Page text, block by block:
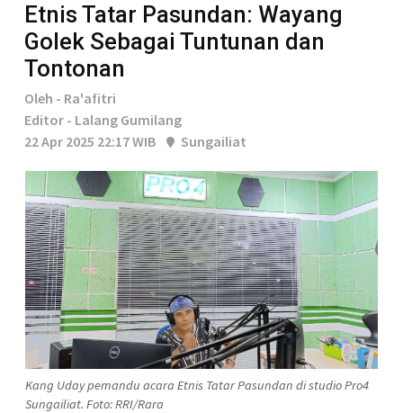
Etnis Tatar Pasundan: Wayang
Golek Sebagai Tuntunan dan
Tontonan
Oleh - Ra'afitri
Editor - Lalang Gumilang
22 Apr 2025 22:17 WIB
Sungailiat
Kang Uday pemandu acara Etnis Tatar Pasundan di studio Pro4
Sungailiat. Foto: RRI/Rara